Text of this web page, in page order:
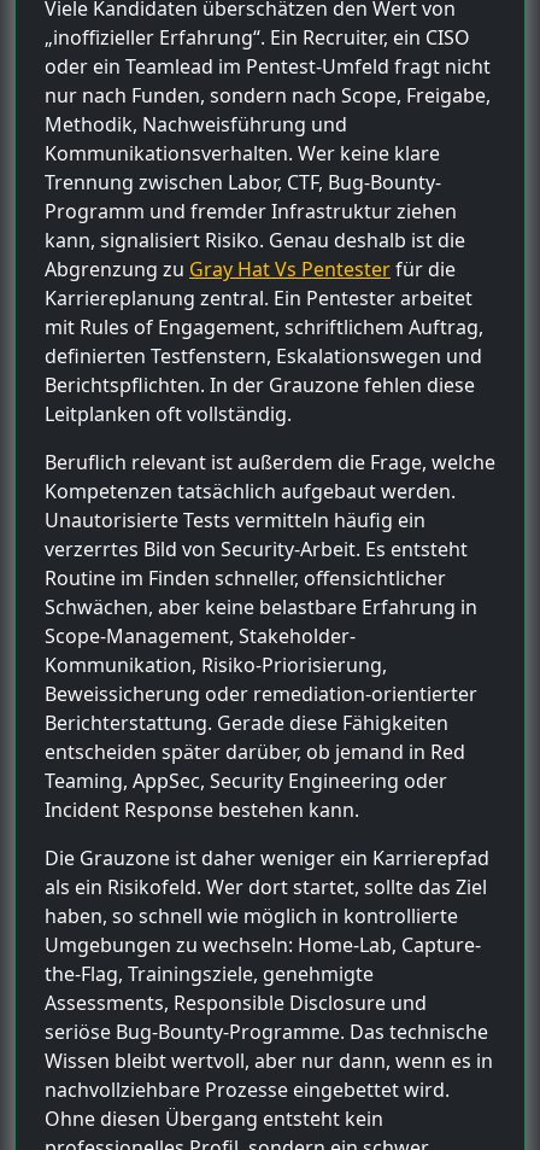
Viele Kandidaten überschätzen den Wert von
„inoffizieller Erfahrung“. Ein Recruiter, ein CISO
oder ein Teamlead im Pentest-Umfeld fragt nicht
nur nach Funden, sondern nach Scope, Freigabe,
Methodik, Nachweisführung und
Kommunikationsverhalten. Wer keine klare
Trennung zwischen Labor, CTF, Bug-Bounty-
Programm und fremder Infrastruktur ziehen
kann, signalisiert Risiko. Genau deshalb ist die
Abgrenzung zu Gray Hat Vs Pentesterfür die
Karriereplanung zentral. Ein Pentester arbeitet
mit Rules of Engagement, schriftlichem Auftrag,
definierten Testfenstern, Eskalationswegen und
Berichtspflichten. In der Grauzone fehlen diese
Leitplanken oft vollständig.
Beruflich relevant ist außerdem die Frage, welche
Kompetenzen tatsächlich aufgebaut werden.
Unautorisierte Tests vermitteln häufig ein
verzerrtes Bild von Security-Arbeit. Es entsteht
Routine im Finden schneller, offensichtlicher
Schwächen, aber keine belastbare Erfahrung in
Scope-Management, Stakeholder-
Kommunikation, Risiko-Priorisierung,
Beweissicherung oder remediation-orientierter
Berichterstattung. Gerade diese Fähigkeiten
entscheiden später darüber, ob jemand in Red
Teaming, AppSec, Security Engineering oder
Incident Response bestehen kann.
Die Grauzone ist daher weniger ein Karrierepfad
als ein Risikofeld. Wer dort startet, sollte das Ziel
haben, so schnell wie möglich in kontrollierte
Umgebungen zu wechseln: Home-Lab, Capture-
the-Flag, Trainingsziele, genehmigte
Assessments, Responsible Disclosure und
seriöse Bug-Bounty-Programme. Das technische
Wissen bleibt wertvoll, aber nur dann, wenn es in
nachvollziehbare Prozesse eingebettet wird.
Ohne diesen Übergang entsteht kein